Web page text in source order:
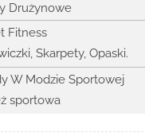
Drużynowe
Fitness
Skarpety, Opaski.
W Modzie Sportowej
sportowa